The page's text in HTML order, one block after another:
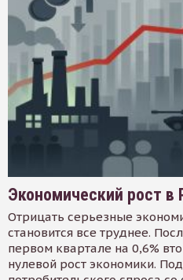
Экономический рост в
Отрицать серьезные
становится все труднее.
первом квартале на 0,6%
нулевой рост экономики.